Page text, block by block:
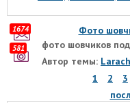
Фото
фото шовчиков
Автор темы:
1
2 3
1674
581